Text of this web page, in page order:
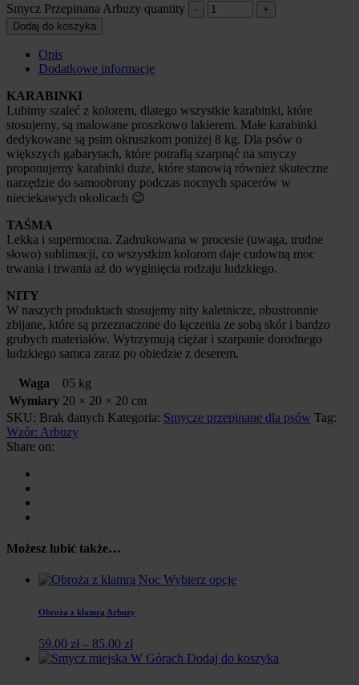
Smycz Przepinana Arbuzy quantity
Dodaj do koszyka
Opis
Dodatkowe informacje
KARABINKI
Lubimy szaleć z kolorem, dlatego wszystkie karabinki, które
stosujemy, są malowane proszkowo lakierem. Małe karabinki
dedykowane są psim okruszkom poniżej 8 kg. Dla psów o
większych gabarytach, które potrafią szarpnąć na smyczy
proponujemy karabinki duże, które stanowią również skuteczne
narzędzie do samoobrony podczas nocnych spacerów w
nieciekawych okolicach 😉
TAŚMA
Lekka i supermocna. Zadrukowana w procesie (uwaga, trudne
słowo) sublimacji, co wszystkim kolorom daje cudowną moc
trwania i trwania aż do wyginięcia rodzaju ludzkiego.
NITY
W naszych produktach stosujemy nity kaletnicze, obustronnie
zbijane, które są przeznaczone do łączenia ze sobą skór i bardzo
grubych materiałów. Wytrzymują ciężar i szarpanie dorodnego
ludzkiego samca zaraz po obiedzie z deserem.
Waga
05 kg
Wymiary 20 × 20 × 20 cm
SKU: Brak danych Kategoria: Smycze przepinane dla psów Tag:
Wzór: Arbuzy
Share on:
Możesz lubić także…
Wybierz opcje
Obroża z klamrą Arbuzy
59.00 zł – 85.00 zł
Dodaj do koszyka